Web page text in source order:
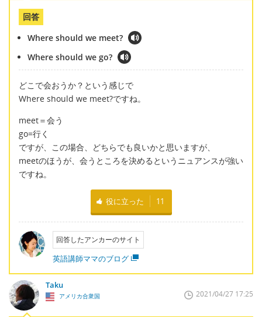
回答
Where should we meet?
Where should we go?
どこで会おうか？という感じで
Where should we meet?ですね。
meet＝会う
go=行く
ですが、この場合、どちらでも良いかと思いますが、
meetのほうが、会うところを決めるというニュアンスが強い
ですね。
役に立った 11
回答したアンカーのサイト
英語講師ママのブログ
Taku
アメリカ合衆国 2021/04/27 17:25